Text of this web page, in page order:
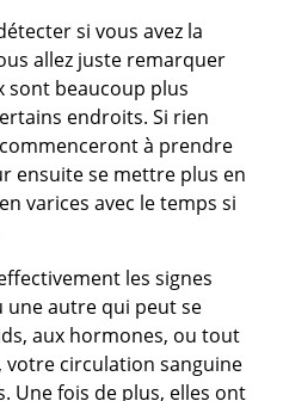
si vous avez la
allez juste remarquer
sont beaucoup plus
endroits. Si rien
à prendre
ensuite se mettre plus en
varices avec le temps si
les signes
autre qui peut se
aux hormones, ou tout
votre circulation sanguine
Une fois de plus, elles ont